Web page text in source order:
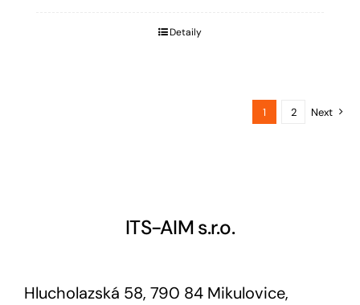
Detaily
1 2 Next
ITS-AIM s.r.o.
Hlucholazská 58, 790 84 Mikulovice,